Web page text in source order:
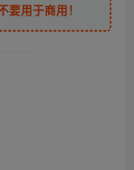
用于商用！